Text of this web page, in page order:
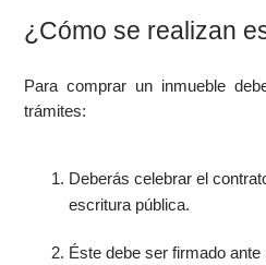
¿Cómo se realizan
Para comprar un inmueble
trámites:
Deberás celebrar el
escritura pública.
Éste debe ser firmado ante